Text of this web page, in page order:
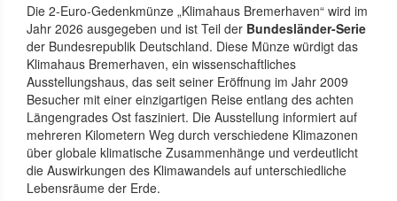
Die 2-Euro-Gedenkmünze „Klimahaus Bremerhaven“ wird im
Jahr 2026 ausgegeben und ist Teil der Bundesländer-Serie
der Bundesrepublik Deutschland. Diese Münze würdigt das
Klimahaus Bremerhaven, ein wissenschaftliches
Ausstellungshaus, das seit seiner Eröffnung im Jahr 2009
Besucher mit einer einzigartigen Reise entlang des achten
Längengrades Ost fasziniert. Die Ausstellung informiert auf
mehreren Kilometern Weg durch verschiedene Klimazonen
über globale klimatische Zusammenhänge und verdeutlicht
die Auswirkungen des Klimawandels auf unterschiedliche
Lebensräume der Erde.